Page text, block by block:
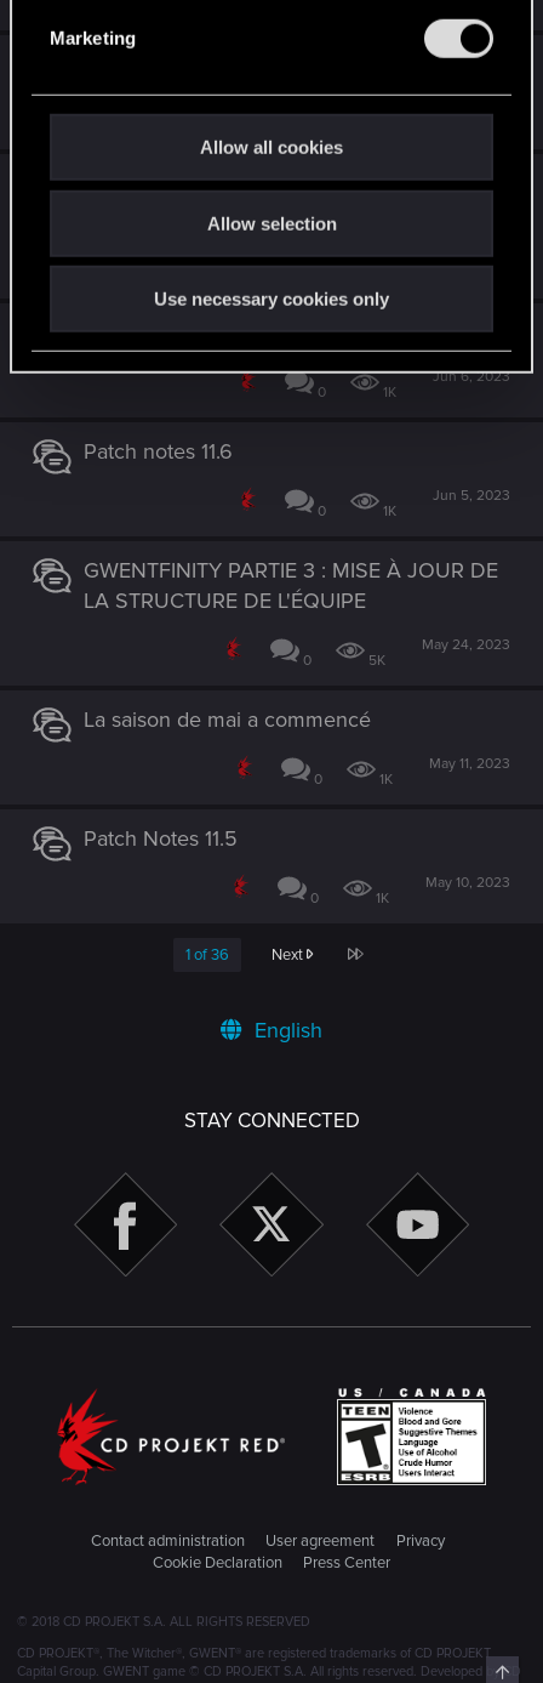
Marketing
Allow all cookies
Allow selection
Use necessary cookies only
Suivez les éliminatoires du tournoi de mi-
Jun 28, 2023
La saison de juin a commencé
0 1K
Jun 6, 2023
Patch notes 11.6
0 1K
Jun 5, 2023
GWENTFINITY PARTIE 3 : MISE À JOUR DE
LA STRUCTURE DE L'ÉQUIPE
0 5K
May 24, 2023
La saison de mai a commencé
0 1K
May 11, 2023
Patch Notes 11.5
0 1K
May 10, 2023
1 of 36 Next Last
English
STAY CONNECTED
Contact administration User agreement
Privacy
Cookie Declaration
Press Center
© 2018 CD PROJEKT S.A. ALL RIGHTS RESERVED
CD PROJEKT®, The Witcher®, GWENT® are registered trademarks of CD PROJEKT
Capital Group. GWENT game © CD PROJEKT S.A. All rights reserved. Developed by CD
Top